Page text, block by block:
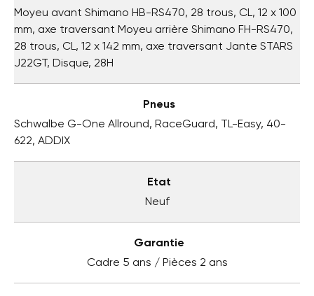
Moyeu avant Shimano HB-RS470, 28 trous, CL, 12 x 100
mm, axe traversant Moyeu arrière Shimano FH-RS470,
28 trous, CL, 12 x 142 mm, axe traversant Jante STARS
J22GT, Disque, 28H
Pneus
Schwalbe G-One Allround, RaceGuard, TL-Easy, 40-
622, ADDIX
Etat
Neuf
Garantie
Cadre 5 ans / Pièces 2 ans